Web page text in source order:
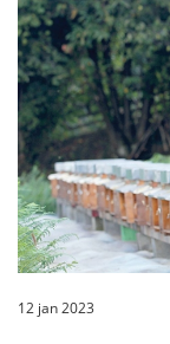
12 jan 2023